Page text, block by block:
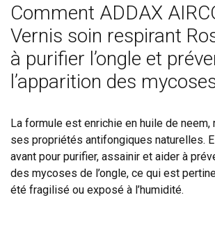
Comment ADDAX
Vernis soin respirant
à purifier l’ongle et
l’apparition des
La formule est enrichie en huile de neem,
ses propriétés antifongiques naturelles.
avant pour purifier, assainir et aider à
des mycoses de l’ongle, ce qui est
été fragilisé ou exposé à l’humidité.